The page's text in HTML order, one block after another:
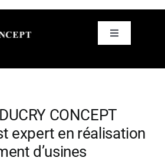
Toggle
DUCRY CONCEPT
expert en réalisation
d’usines